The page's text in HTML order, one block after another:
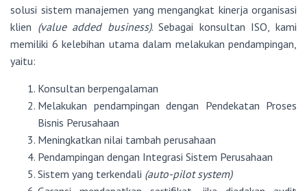
solusi sistem manajemen yang mengangkat kinerja organisasi
klien (value added business). Sebagai konsultan ISO, kami
memiliki 6 kelebihan utama dalam melakukan pendampingan,
yaitu:
Konsultan berpengalaman
Melakukan pendampingan dengan Pendekatan Proses
Bisnis Perusahaan
Meningkatkan nilai tambah perusahaan
Pendampingan dengan Integrasi Sistem Perusahaan
Sistem yang terkendali (auto-pilot system)